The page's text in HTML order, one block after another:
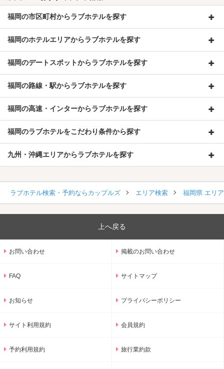
福岡の市区町村からラブホテルを探す
福岡のホテルエリアからラブホテルを探す
福岡のデートスポットからラブホテルを探す
福岡の路線・駅からラブホテルを探す
福岡の高速・インターからラブホテルを探す
福岡のラブホテルをこだわり条件から探す
九州・沖縄エリアからラブホテルを探す
ラブホテル検索・予約ならカップルズ エリア検索 福岡県 エリ
上へ戻る
お問い合わせ 掲載のお問い合わせ
FAQ サイトマップ
お知らせ プライバシーポリシー
サイト利用規約 会員規約
予約利用規約 旅行業約款